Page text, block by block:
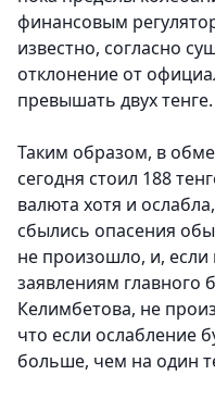
финансовым
известно, согласно
отклонение от
превышать двух тенге.
Таким образом, в
сегодня стоил 188
валюта хотя и
сбылись опасения
не произошло, и,
заявлениям главного
Келимбетова, не
что если ослабление
больше, чем на один